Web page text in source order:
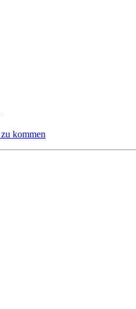
kommen